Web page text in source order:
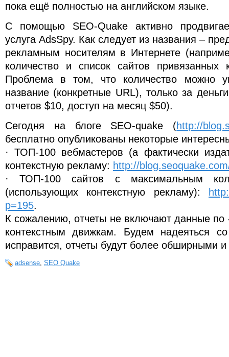
пока ещё полностью на английском языке.
С помощью SEO-Quake активно
услуга AdsSpy. Как следует из названия –
рекламным носителям в Интернете
количество и список сайтов
Проблема в том, что количество можно
название (конкретные URL), только за
отчетов $10, доступ на месяц $50).
Сегодня на блоге SEO-quake (http://
бесплатно опубликованы некоторые
· ТОП-100 вебмастеров (а фактически
контекстную рекламу: http://
· ТОП-100 сайтов с максимальным
(использующих контекстную рекламу):
p=195.
К сожалению, отчеты не включают данные по
контекстным движкам. Будем надеяться
исправится, отчеты будут более обширными
adsense SEO Quake